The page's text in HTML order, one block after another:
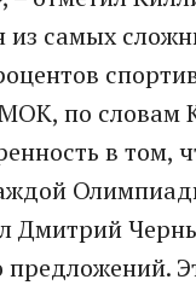
из самых
по словам
в том,
Дмитрий
предложений.